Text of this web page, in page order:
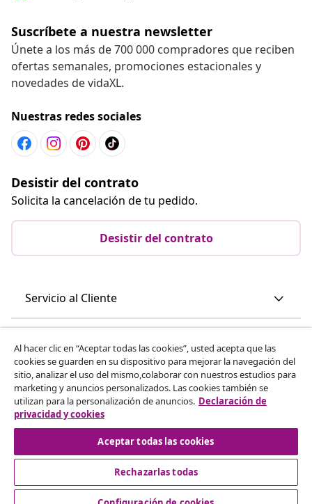
Suscríbete a nuestra newsletter
Únete a los más de 700 000 compradores que reciben
ofertas semanales, promociones estacionales y
novedades de vidaXL.
Nuestras redes sociales
Desistir del contrato
Solicita la cancelación de tu pedido.
Desistir del contrato
Servicio al Cliente
vidaXL
Descubre mas
Al hacer clic en “Aceptar todas las cookies”, usted acepta que las
cookies se guarden en su dispositivo para mejorar la navegación del
sitio, analizar el uso del mismo,colaborar con nuestros estudios para
marketing y anuncios personalizados. Las cookies también se
utilizan para la personalización de anuncios. Declaración de
privacidad y cookies
Aceptar todas las cookies
Rechazarlas todas